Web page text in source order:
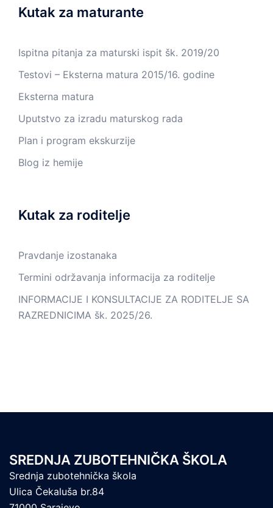
Kutak za maturante
Ispitna pitanja za maturski ispit šk. 2019/20
Testovi – Eksterna matura 2015/16. godine
Eksterna matura
Uputstvo za izradu maturskog rada
Plan i program ekskurzije
Blog iz hemije
Kutak za roditelje
Pravdanje izostanaka
Termini održavanja informacija za roditelje
INFORMACIJE I KONSULTACIJE ZA RODITELJE SA
RAZREDNICIMA šk. 2025/26.
SREDNJA ZUBOTEHNIČKA ŠKOLA
Srednja zubotehnička škola
Ulica Čekaluša br.84